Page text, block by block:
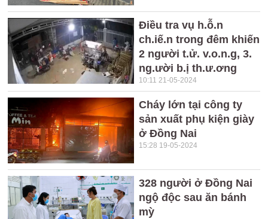
Điều tra vụ h.ỗ.n
ch.iế.n trong đêm khiến
2 người t.ử. v.o.n.g, 3.
ng.ười b.ị th.ư.ơng
10:11 21-05-2024
Cháy lớn tại công ty
sản xuất phụ kiện giày
ở Đồng Nai
15:28 19-05-2024
328 người ở Đồng Nai
ngộ độc sau ăn bánh
mỳ